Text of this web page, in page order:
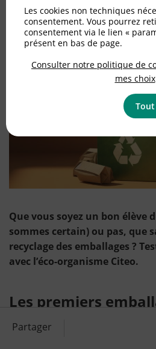
Publié le26/12/2023(mis à jour le
Environnement / Santé
Que vous soyez un bon élève
sommes certain) ou pas, que
recyclage des emballages ?
avec l’éco-organisme Citeo.
Les premiers
triés étaient en…
Partager
Les cookies non techniques
consentement. Vous pourrez
consentement via le lien «
présent en bas de page.
Consulter notre politique de
mes choix